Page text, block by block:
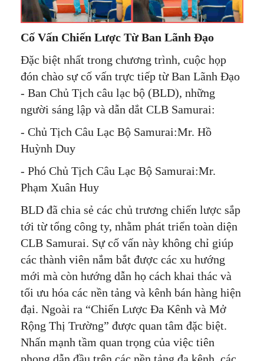
Cố Vấn Chiến Lược Từ Ban Lãnh Đạo
Đặc biệt nhất trong chương trình, cuộc họp
đón chào sự cố vấn trực tiếp từ Ban Lãnh Đạo
- Ban Chủ Tịch câu lạc bộ (BLD), những
người sáng lập và dẫn dắt CLB Samurai:
- Chủ Tịch Câu Lạc Bộ Samurai:Mr. Hồ
Huỳnh Duy
- Phó Chủ Tịch Câu Lạc Bộ Samurai:Mr.
Phạm Xuân Huy
BLD đã chia sẻ các chủ trương chiến lược sắp
tới từ tổng công ty, nhằm phát triển toàn diện
CLB Samurai. Sự cố vấn này không chỉ giúp
các thành viên nắm bắt được các xu hướng
mới mà còn hướng dẫn họ cách khai thác và
tối ưu hóa các nền tảng và kênh bán hàng hiện
đại. Ngoài ra “Chiến Lược Đa Kênh và Mở
Rộng Thị Trường” được quan tâm đặc biệt.
Nhấn mạnh tầm quan trọng của việc tiên